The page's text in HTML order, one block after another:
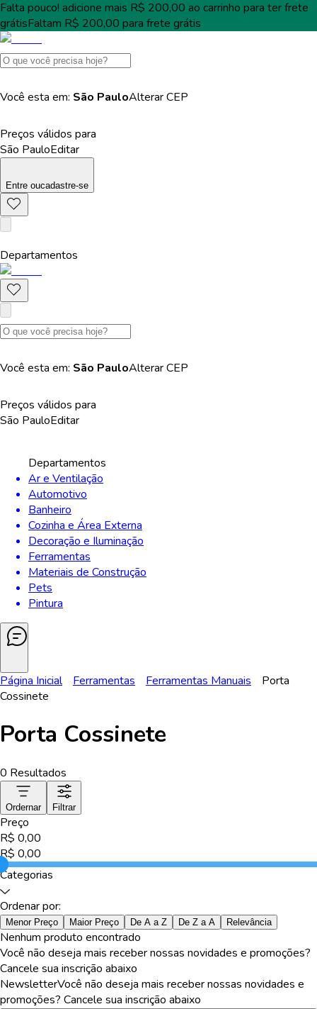
Falta pouco! adicione mais R$ 200,00 ao carrinho para terfrete
grátisFaltam R$ 200,00 para frete grátis
Você esta em: São PauloAlterarCEP
Preços válidos para
São PauloEditar
Entre oucadastre-se
Departamentos
Você esta em: São PauloAlterarCEP
Preços válidos para
São PauloEditar
Departamentos
Ar e Ventilação
Automotivo
Banheiro
Cozinha e Área Externa
Decoração e Iluminação
Ferramentas
Materiais de Construção
Pets
Pintura
Página Inicial Ferramentas Ferramentas Manuais
Porta
Cossinete
Porta Cossinete
0 Resultados
Ordernar Filtrar
Preço
R$ 0,00
R$ 0,00
Categorias
Ordenar por:
Menor Preço Maior Preço De A a Z De Z a A Relevância
Nenhum produto encontrado
Você não deseja mais receber nossas novidades e promoções?
Cancele sua inscrição abaixo
NewsletterVocê não deseja mais receber nossas novidades e
promoções? Cancele sua inscrição abaixo